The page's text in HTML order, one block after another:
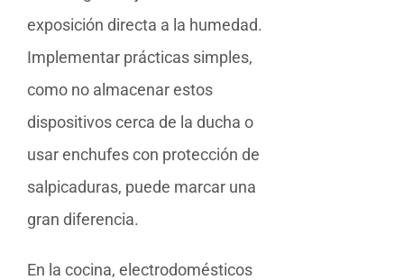
exposición directa a la humedad.
Implementar prácticas simples,
como no almacenar estos
dispositivos cerca de la ducha o
usar enchufes con protección de
salpicaduras, puede marcar una
gran diferencia.
En la cocina, electrodomésticos